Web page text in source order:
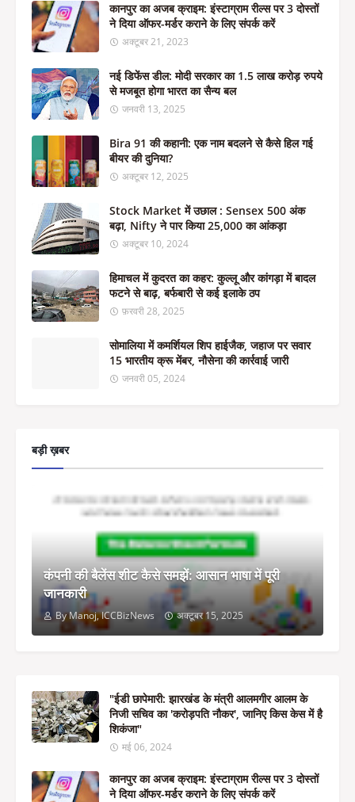
कानपुर का अजब क्राइम: इंस्टाग्राम रील्स पर 3 दोस्तों
ने दिया ऑफर-मर्डर कराने के लिए संपर्क करें
अक्टूबर 21, 2023
नई डिफेंस डील: मोदी सरकार का 1.5 लाख करोड़ रुपये
से मजबूत होगा भारत का सैन्य बल
जनवरी 13, 2025
Bira 91 की कहानी: एक नाम बदलने से कैसे हिल गई
बीयर की दुनिया?
अक्टूबर 12, 2025
Stock Market में उछाल : Sensex 500 अंक
बढ़ा, Nifty ने पार किया 25,000 का आंकड़ा
अक्टूबर 10, 2024
हिमाचल में कुदरत का कहर: कुल्लू और कांगड़ा में बादल
फटने से बाढ़, बर्फबारी से कई इलाके ठप
फ़रवरी 28, 2025
सोमालिया में कमर्शियल शिप हाईजैक, जहाज पर सवार
15 भारतीय क्रू मेंबर, नौसेना की कार्रवाई जारी
जनवरी 05, 2024
बड़ी ख़बर
कंपनी की बैलेंस शीट कैसे समझें: आसान भाषा में पूरी
जानकारी
By Manoj, ICCBizNews अक्टूबर 15, 2025
"ईडी छापेमारी: झारखंड के मंत्री आलमगीर आलम के
निजी सचिव का 'करोड़पति नौकर', जानिए किस केस में है
शिकंजा"
मई 06, 2024
कानपुर का अजब क्राइम: इंस्टाग्राम रील्स पर 3 दोस्तों
ने दिया ऑफर-मर्डर कराने के लिए संपर्क करें